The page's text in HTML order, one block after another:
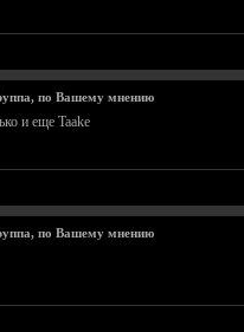
по Вашему мнению
и еще Taake
по Вашему мнению